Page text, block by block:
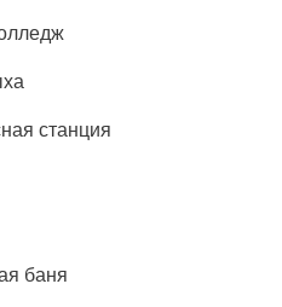
станция
баня